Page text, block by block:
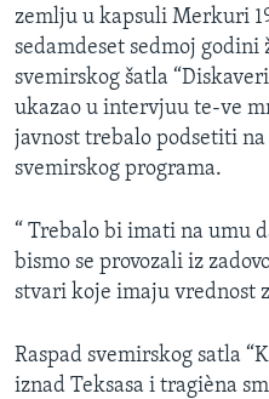
zemlju u kapsuli Merkuri
sedamdeset sedmoj
svemirskog šatla
ukazao u intervjuu te-ve
javnost trebalo podsetiti
svemirskog programa.
“ Trebalo bi imati na umu
bismo se provozali iz
stvari koje imaju vrednost
Raspad svemirskog satla
iznad Teksasa i tragièna